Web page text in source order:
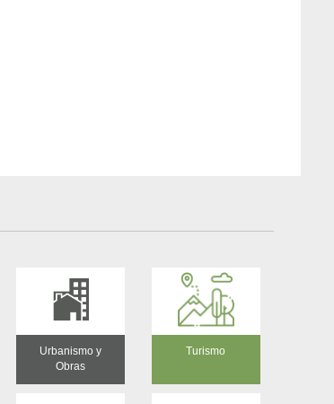
Urbanismo y
Obras
Turismo